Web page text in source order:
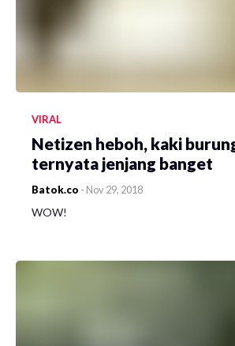
VIRAL
Netizen heboh, kaki
ternyata jenjang banget
Batok.co - Nov 29, 2018
WOW!